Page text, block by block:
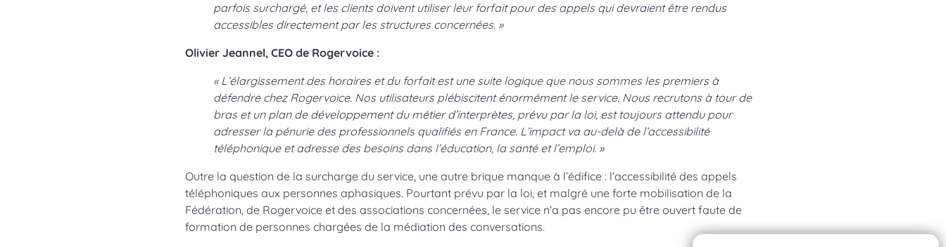
parfois surchargé, et les clients doivent utiliser leur forfait pour des appels qui devraient être rendus
accessibles directement par les structures concernées. »
Olivier Jeannel, CEO de Rogervoice :
« L’élargissement des horaires et du forfait est une suite logique que nous sommes les premiers à
défendre chez Rogervoice. Nos utilisateurs plébiscitent énormément le service. Nous recrutons à tour de
bras et un plan de développement du métier d’interprètes, prévu par la loi, est toujours attendu pour
adresser la pénurie des professionnels qualifiés en France. L’impact va au-delà de l’accessibilité
téléphonique et adresse des besoins dans l’éducation, la santé et l’emploi. »
Outre la question de la surcharge du service, une autre brique manque à l’édifice : l’accessibilité des appels
téléphoniques aux personnes aphasiques. Pourtant prévu par la loi, et malgré une forte mobilisation de la
Fédération, de Rogervoice et des associations concernées, le service n’a pas encore pu être ouvert faute de
formation de personnes chargées de la médiation des conversations.